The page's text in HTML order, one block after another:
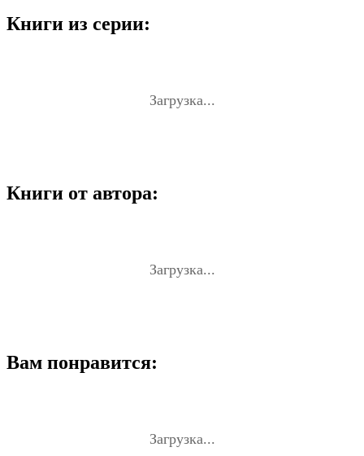
Книги из серии:
Загрузка...
Книги от автора:
Загрузка...
Вам понравится:
Загрузка...